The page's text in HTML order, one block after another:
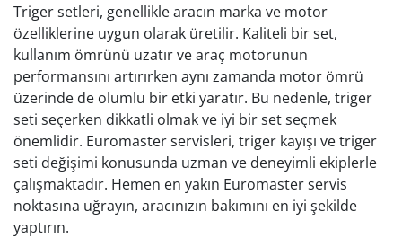
Triger setleri, genellikle aracın marka ve motor
özelliklerine uygun olarak üretilir. Kaliteli bir set,
kullanım ömrünü uzatır ve araç motorunun
performansını artırırken aynı zamanda motor ömrü
üzerinde de olumlu bir etki yaratır. Bu nedenle, triger
seti seçerken dikkatli olmak ve iyi bir set seçmek
önemlidir. Euromaster servisleri, triger kayışı ve triger
seti değişimi konusunda uzman ve deneyimli ekiplerle
çalışmaktadır. Hemen en yakın Euromaster servis
noktasına uğrayın, aracınızın bakımını en iyi şekilde
yaptırın.